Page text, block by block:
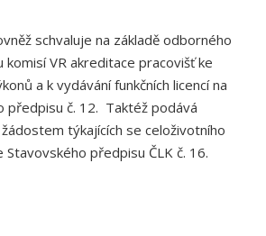
schvaluje na základě odborného
VR akreditace pracovišť ke
a k vydávání funkčních licencí na
předpisu č. 12. Taktéž podává
týkajících se celoživotního
Stavovského předpisu ČLK č. 16.